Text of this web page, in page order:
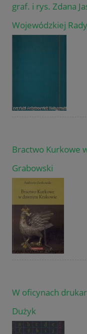
graf. i rys. Zdana
Wojewódzkiej
Bractwo Kurkowe
Grabowski
W oficynach
Dużyk